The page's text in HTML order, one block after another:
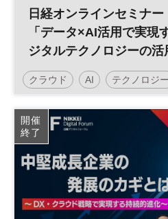
日経オンラインセミナー
「データ×AI活用で実現
ジタルテクノロジーの
う変わるべきか～」
クラウド AI テクノロジー
データ DX 営業変革
開催
終了